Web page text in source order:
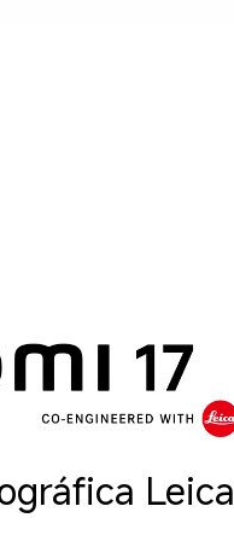
Leica